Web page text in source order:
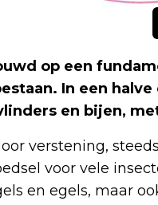
op een
In een
en bijen,
verstening,
voor vele
en egels, maar